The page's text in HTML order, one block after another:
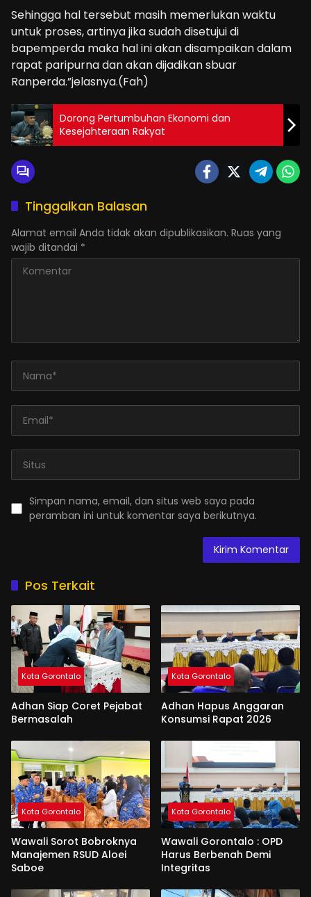
Sehingga hal tersebut masih memerlukan waktu
untuk proses, artinya jika sudah disetujui di
bapemperda maka hal ini akan disampaikan dalam
rapat paripurna dan akan dijadikan sbuar
Ranperda.”jelasnya.(Fah)
Dorong Pertumbuhan Ekonomi dan
Kesejahteraan Rakyat
Tinggalkan Balasan
Alamat email Anda tidak akan dipublikasikan. Ruas yang
wajib ditandai *
Simpan nama, email, dan situs web saya pada
peramban ini untuk komentar saya berikutnya.
Pos Terkait
Kota Gorontalo
Adhan Siap Coret Pejabat
Bermasalah
Kota Gorontalo
Adhan Hapus Anggaran
Konsumsi Rapat 2026
Kota Gorontalo
Wawali Sorot Bobroknya
Manajemen RSUD Aloei
Saboe
Kota Gorontalo
Wawali Gorontalo : OPD
Harus Berbenah Demi
Integritas